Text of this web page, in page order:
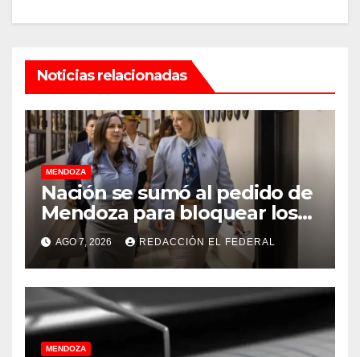
Noticias relacionadas
MENDOZA
Nación se sumó al pedido de
Mendoza para bloquear los
celulares en las cárceles de
la provincia
AGO 7, 2026 REDACCIÓN EL FEDERAL
MENDOZA